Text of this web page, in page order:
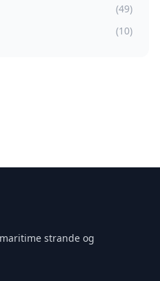
(49)
(10)
strande og